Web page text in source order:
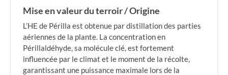
Mise en valeur du terroir / Origine
L’HE de Périlla est obtenue par distillation des parties
aériennes de la plante. La concentration en
Périllaldéhyde, sa molécule clé, est fortement
influencée par le climat et le moment de la récolte,
garantissant une puissance maximale lors de la